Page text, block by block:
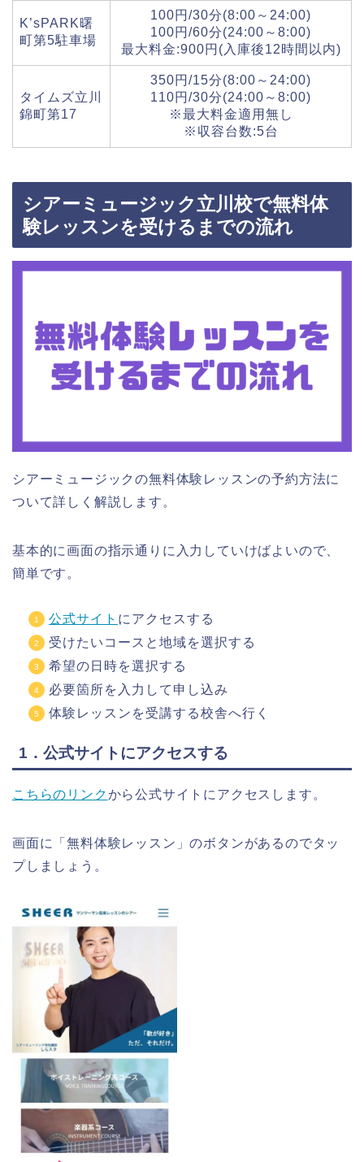
K’sPARK曙
町第5駐車場
100円/30分(8:00～24:00)
100円/60分(24:00～8:00)
最大料金:900円(入庫後12時間以内)
タイムズ立川
錦町第17
350円/15分(8:00～24:00)
110円/30分(24:00～8:00)
※最大料金適用無し
※収容台数:5台
シアーミュージック立川校で無料体
験レッスンを受けるまでの流れ
シアーミュージックの無料体験レッスンの予約方法に
ついて詳しく解説します。
基本的に画面の指示通りに入力していけばよいので、
簡単です。
公式サイト にアクセスする
受けたいコースと地域を選択する
希望の日時を選択する
必要箇所を入力して申し込み
体験レッスンを受講する校舎へ行く
1．公式サイトにアクセスする
こちらのリンクから公式サイトにアクセスします。
画面に「無料体験レッスン」のボタンがあるのでタッ
プしましょう。